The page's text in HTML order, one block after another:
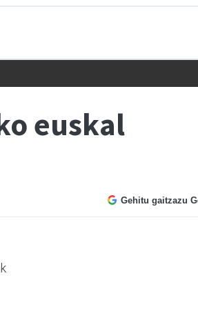
euskal
Gehitu gaitzazu